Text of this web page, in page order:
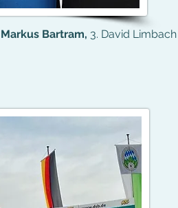
Markus Bartram, 3. David Limbach